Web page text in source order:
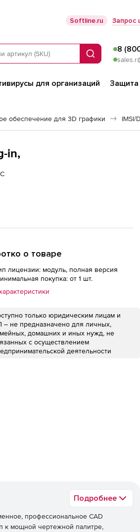
Softline.ru Запрос
Поиск
8
для организаций
обеспечение для 3D графики IMSI/
in,
о товаре
лицензии: модуль, полная версия
покупка: от 1 шт.
только юридическим лицам и
– не предназначено для личных,
домашних и иных нужд, не
с осуществлением
деятельности
Подробнее
профессиональное CAD
к мощной чертежной палитре,